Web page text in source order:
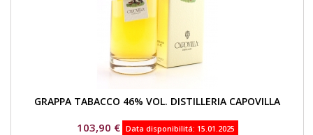
GRAPPA TABACCO 46% VOL. DISTILLERIA CAPOVILLA
Prezzo
103,90 € Data disponibilitá: 15.01.2025